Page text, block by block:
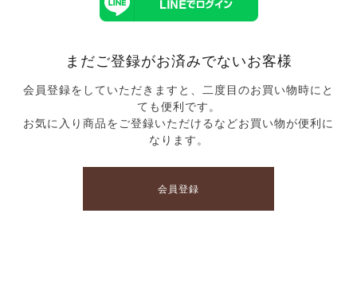
まだご登録がお済みでないお客様
会員登録をしていただきますと、二度目のお買い物時にと
ても便利です。
お気に入り商品をご登録いただけるなどお買い物が便利に
なります。
会員登録